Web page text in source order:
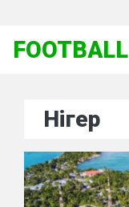
FOOTBALL
Нігер